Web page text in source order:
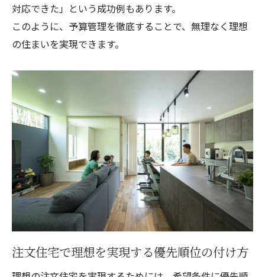
対応できた」という成功例もあります。
このように、予算管理を徹底することで、無理なく理想
の住まいを実現できます。
注文住宅で理想を実現する優先順位の付け方